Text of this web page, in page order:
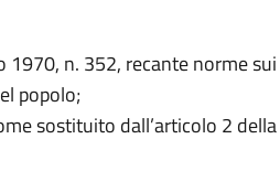
1970, n. 352, recante norme
popolo;
sostituito dall’articolo 2